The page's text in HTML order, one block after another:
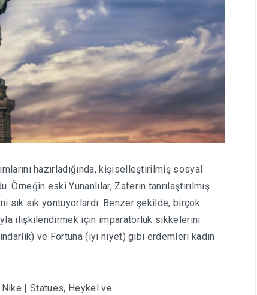
hazırladığında, kişiselleştirilmiş sosyal
eski Yunanlılar, Zaferin tanrılaştırılmış
sık sık yontuyorlardı. Benzer şekilde, birçok
ilişkilendirmek için imparatorluk sikkelerini
ve Fortuna (iyi niyet) gibi erdemleri kadın